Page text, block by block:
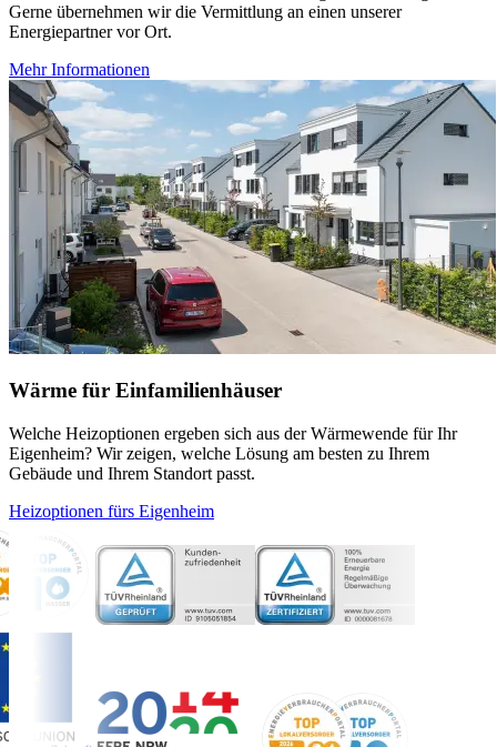
Gerne übernehmen wir die Vermittlung an einen unserer
Energiepartner vor Ort.
Mehr Informationen
Wärme für Ein­familien­häuser
Welche Heizoptionen ergeben sich aus der Wärmewende für Ihr
Eigenheim? Wir zeigen, welche Lösung am besten zu Ihrem
Gebäude und Ihrem Standort passt.
Heizoptionen fürs Eigenheim